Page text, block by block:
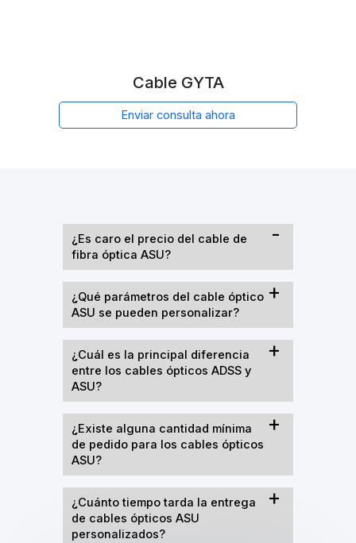
Cable GYTA
Enviar consulta ahora
¿Es caro el precio del cable de
fibra óptica ASU?
¿Qué parámetros del cable óptico
ASU se pueden personalizar?
¿Cuál es la principal diferencia
entre los cables ópticos ADSS y
ASU?
¿Existe alguna cantidad mínima
de pedido para los cables ópticos
ASU?
¿Cuánto tiempo tarda la entrega
de cables ópticos ASU
personalizados?